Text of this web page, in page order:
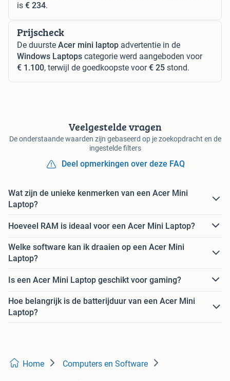
is € 234.
Prijscheck
De duurste Acer mini laptop advertentie in de
Windows Laptops categorie werd aangeboden voor
€ 1.100, terwijl de goedkoopste voor€ 25 stond.
Veelgestelde vragen
De onderstaande waarden zijn gebaseerd op je zoekopdracht en de
ingestelde filters
Deel opmerkingen over deze FAQ
Wat zijn de unieke kenmerken van een Acer Mini
Laptop?
Hoeveel RAM is ideaal voor een Acer Mini Laptop?
Welke software kan ik draaien op een Acer Mini
Laptop?
Is een Acer Mini Laptop geschikt voor gaming?
Hoe belangrijk is de batterijduur van een Acer Mini
Laptop?
Home Computers en Software